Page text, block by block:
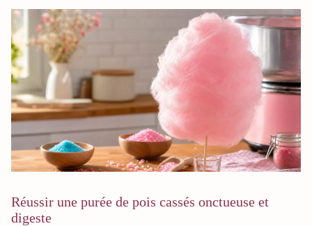
Réussir une purée de pois cassés onctueuse et
digeste